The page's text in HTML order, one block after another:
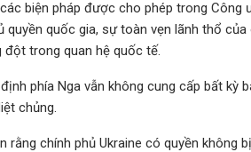
biện pháp được cho phép trong Công
quốc gia, sự toàn vẹn lãnh thổ
đột trong quan hệ quốc tế.
phía Nga vẫn không cung cấp bất kỳ
chủng.
rằng chính phủ Ukraine có quyền